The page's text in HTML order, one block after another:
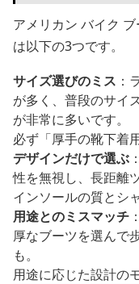
アメリカン バイク
は以下の3つです。
サイズ選びのミス ：
が多く、普段のサイ
が非常に多いです。
必ず「厚手の靴下着
デザインだけで選ぶ
性を無視し、長距離
インソールの質とシ
用途とのミスマッチ
厚なブーツを選んで
も。
用途に応じた設計の